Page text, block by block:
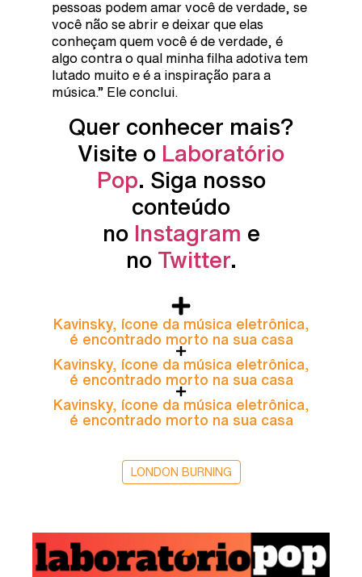
pessoas podem amar você de verdade, se
você não se abrir e deixar que elas
conheçam quem você é de verdade, é
algo contra o qual minha filha adotiva tem
lutado muito e é a inspiração para a
música.” Ele conclui.
Quer conhecer mais?
Visite o Laboratório
Pop. Siga nosso
conteúdo
no Instagram e
no Twitter.
Kavinsky, ícone da música eletrônica,
é encontrado morto na sua casa
Kavinsky, ícone da música eletrônica,
é encontrado morto na sua casa
Kavinsky, ícone da música eletrônica,
é encontrado morto na sua casa
LONDON BURNING